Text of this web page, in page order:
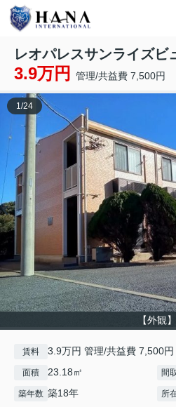
レオパレスサンライズビ
3.9万円 管理/共益費 7,500円
【外観】
1/24
賃料 3.9万円 管理/共益費 7,500円
面積 23.18㎡ 間
築年数 築18年 所